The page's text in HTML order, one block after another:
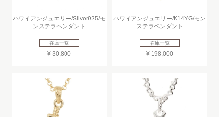
ハワイアンジュエリー/Silver925/モ
ンステラペンダント
在庫一覧
¥ 30,800
ハワイアンジュエリー/K14YG/モン
ステラペンダント
在庫一覧
¥ 198,000